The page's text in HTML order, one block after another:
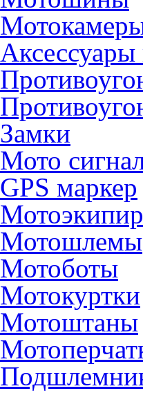
Замки
Мото
GPS маркер
Мотошлемы
Мотоботы
Мотокуртки
Мотоштаны